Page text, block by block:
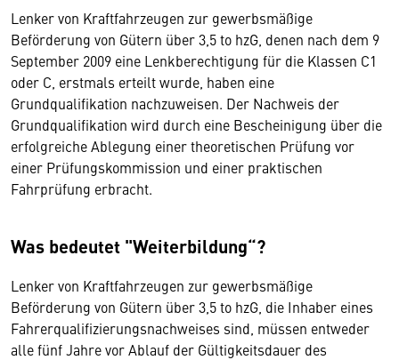
Lenker von Kraftfahrzeugen zur gewerbsmäßige
Beförderung von Gütern über 3,5 to hzG, denen nach dem 9
September 2009 eine Lenkberechtigung für die Klassen C1
oder C, erstmals erteilt wurde, haben eine
Grundqualifikation nachzuweisen. Der Nachweis der
Grundqualifikation wird durch eine Bescheinigung über die
erfolgreiche Ablegung einer theoretischen Prüfung vor
einer Prüfungskommission und einer praktischen
Fahrprüfung erbracht.
Was bedeutet "Weiterbildung“?
Lenker von Kraftfahrzeugen zur gewerbsmäßige
Beförderung von Gütern über 3,5 to hzG, die Inhaber eines
Fahrerqualifizierungsnachweises sind, müssen entweder
alle fünf Jahre vor Ablauf der Gültigkeitsdauer des